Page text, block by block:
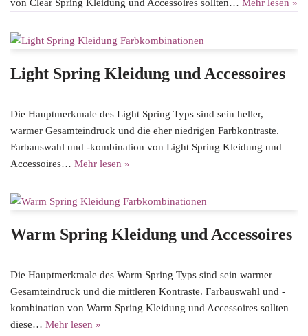
von Clear Spring Kleidung und Accessoires sollten… Mehr lesen »
Light Spring Kleidung und Accessoires
Die Hauptmerkmale des Light Spring Typs sind sein heller,
warmer Gesamteindruck und die eher niedrigen Farbkontraste.
Farbauswahl und -kombination von Light Spring Kleidung und
Accessoires… Mehr lesen »
Warm Spring Kleidung und Accessoires
Die Hauptmerkmale des Warm Spring Typs sind sein warmer
Gesamteindruck und die mittleren Kontraste. Farbauswahl und -
kombination von Warm Spring Kleidung und Accessoires sollten
diese… Mehr lesen »